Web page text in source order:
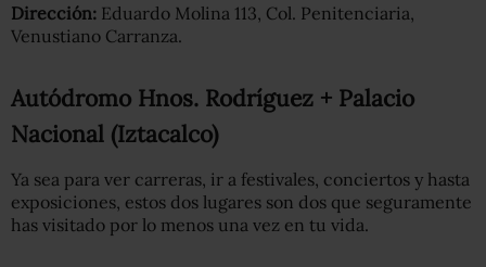
Dirección: Eduardo Molina 113, Col. Penitenciaria
Venustiano Carranza.
Autódromo Hnos. Rodríguez + Palacio
Nacional (Iztacalco)
Ya sea para ver carreras, ir a festivales, conciertos y hasta
exposiciones, estos dos lugares son dos que seguramente
has visitado por lo menos una vez en tu vida.